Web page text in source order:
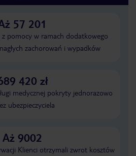
57 201
z pomocy w ramach dodatkowego
zachorowań i wypadków
420 zł
medycznej pokryty jednorazowo
ubezpieczyciela
Aż 9002
Klienci otrzymali zwrot kosztów